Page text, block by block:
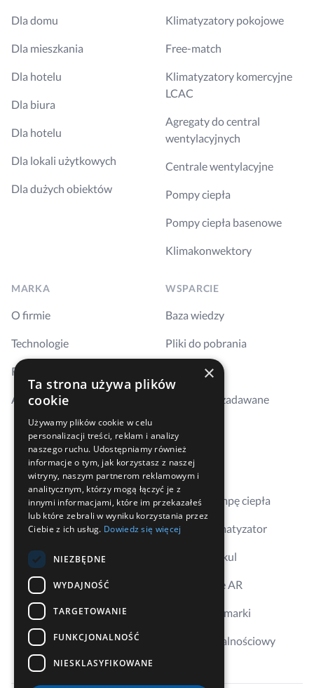
Dla domu
Dla mieszkania
Dla hotelu
Dla biura
Dla hotelu
Dla lokali użytkowych
Dla dużych obiektów
Klimatyzatory pokojowe
Free-match
Klimatyzatory komercyjne
LCAC
Agregaty do central
wentylacyjnych
Centrale wentylacyjne
Pompy ciepła
Pompy ciepła basenowe
Klimakonwektory
MARKA
O firmie
Technologie
Realizacje
Aktualności
WSPARCIE
Baza wiedzy
Pliki do pobrania
Szkolenia
Najczęściej zadawane
Kontakt
Gdzie kupić
Dobierz pompę ciepła
Dobierz klimatyzator
Aplikacja Erkul
Wizualizacje AR
Ambasador marki
Program lojalnościowy
×
Ta strona używa plików
cookie
Używamy plików cookie w celu
personalizacji treści, reklam i analizy
naszego ruchu. Udostępniamy również
informacje o tym, jak korzystasz z naszej
witryny, naszym partnerom reklamowym i
analitycznym, którzy mogą łączyć je z
innymi informacjami, które im przekazałeś
lub które zebrali w wyniku korzystania przez
Ciebie z ich usług. Dowiedz się więcej
NIEZBĘDNE
WYDAJNOŚĆ
TARGETOWANIE
FUNKCJONALNOŚĆ
NIESKLASYFIKOWANE